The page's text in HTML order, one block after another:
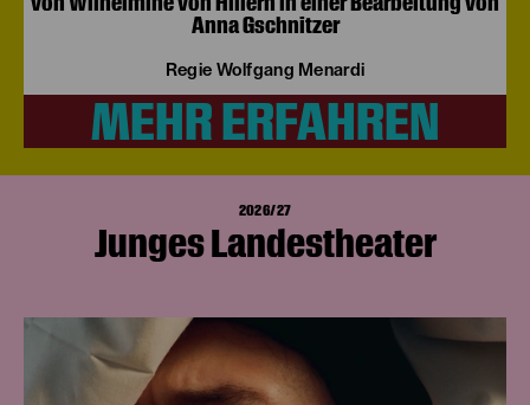
Anna Gschnitzer
Regie Wolfgang Menardi
MEHR ERFAHREN
2026/27
Junges Landestheater